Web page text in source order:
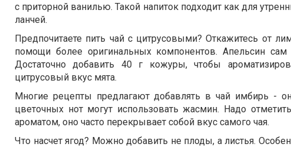
с приторной ванилью. Такой напиток подходит как для
ланчей.
Предпочитаете пить чай с цитрусовыми? Откажитесь от
помощи более оригинальных компонентов. Апельсин
Достаточно добавить 40 г кожуры, чтобы
цитрусовый вкус мята.
Многие рецепты предлагают добавлять в чай имбирь -
цветочных нот могут использовать жасмин. Надо
ароматом, оно часто перекрывает собой вкус самого чая.
Что насчет ягод? Можно добавить не плоды, а листья.